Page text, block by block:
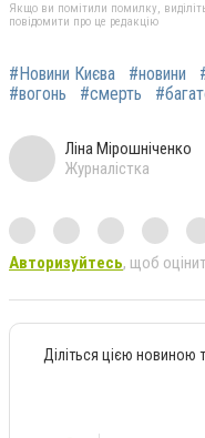
Якщо ви помітили помилку,
повідомити про це редакцію
#Новини Києва #новини
#вогонь
#смерть
Ліна Мірошніченко
Журналістка
Авторизуйтесь, щоб
Діліться цією новиною